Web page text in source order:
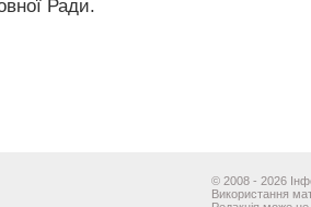
Ради.
© 2008 - 2026
Використання